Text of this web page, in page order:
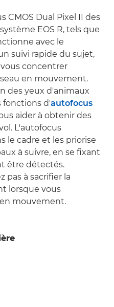
CMOS Dual Pixel II des
EOS R, tels que
avec le
suivi rapide du sujet,
concentrer
en mouvement.
des yeux d'animaux
fonctions d'autofocus
aider à obtenir des
L'autofocus
le cadre et les priorise
à suivre, en se fixant
être détectés.
pas à sacrifier la
lorsque vous
mouvement.